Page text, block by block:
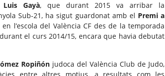
Luis Gayà, que durant 2015 va arribar la
Sub-21, ha sigut guardonat amb el Premi a
l’escola del València CF des de la temporada
el curs 2014/15, encara que havia debutat
Ropiñón judoca del València Club de Judo,
entre altres motius, a resultats com les